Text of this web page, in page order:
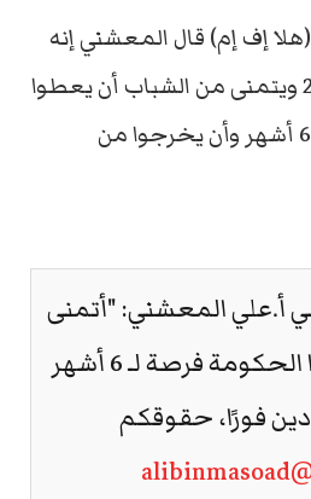
إف إم) قال المعشني إنه
يخشى من تجربة 2011 ويتمنى من الشباب أن يعطوا
الحكومة فرصة لمدة 6 أشهر وأن يخرجوا من
أ.علي المعشني: "أتمنى
من الشباب يعطوا الحكومة فرصة لـ 6 أشهر
فورًا، حقوقكم